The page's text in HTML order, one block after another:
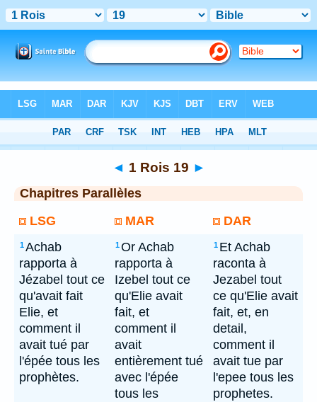
◄ 1 Rois 19 ►
Chapitres Parallèles
LSG
MAR DAR
1Achab
rapporta à
Jézabel tout ce
qu'avait fait
Elie, et
comment il
avait tué par
l'épée tous les
prophètes.
1Or Achab
rapporta à
Izebel tout ce
qu'Elie avait
fait, et
comment il
avait
entièrement tué
avec l'épée
tous les
1 Et Achab
raconta à
Jezabel tout
ce qu'Elie avait
fait, et, en
detail,
comment il
avait tue par
l'epee tous les
prophetes.